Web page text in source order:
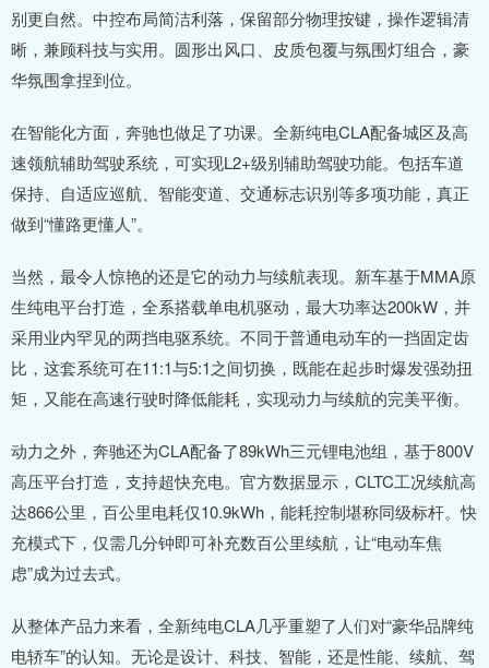
别更自然。中控布局简洁利落，保留部分物理按键，操作逻辑清
晰，兼顾科技与实用。圆形出风口、皮质包覆与氛围灯组合，豪
华氛围拿捏到位。
在智能化方面，奔驰也做足了功课。全新纯电CLA配备城区及高
速领航辅助驾驶系统，可实现L2+级别辅助驾驶功能。包括车道
保持、自适应巡航、智能变道、交通标志识别等多项功能，真正
做到“懂路更懂人”。
当然，最令人惊艳的还是它的动力与续航表现。新车基于MMA原
生纯电平台打造，全系搭载单电机驱动，最大功率达200kW，并
采用业内罕见的两挡电驱系统。不同于普通电动车的一挡固定齿
比，这套系统可在11:1与5:1之间切换，既能在起步时爆发强劲扭
矩，又能在高速行驶时降低能耗，实现动力与续航的完美平衡。
动力之外，奔驰还为CLA配备了89kWh三元锂电池组，基于800V
高压平台打造，支持超快充电。官方数据显示，CLTC工况续航高
达866公里，百公里电耗仅10.9kWh，能耗控制堪称同级标杆。快
充模式下，仅需几分钟即可补充数百公里续航，让“电动车焦
虑”成为过去式。
从整体产品力来看，全新纯电CLA几乎重塑了人们对“豪华品牌纯
电轿车”的认知。无论是设计、科技、智能，还是性能、续航、驾